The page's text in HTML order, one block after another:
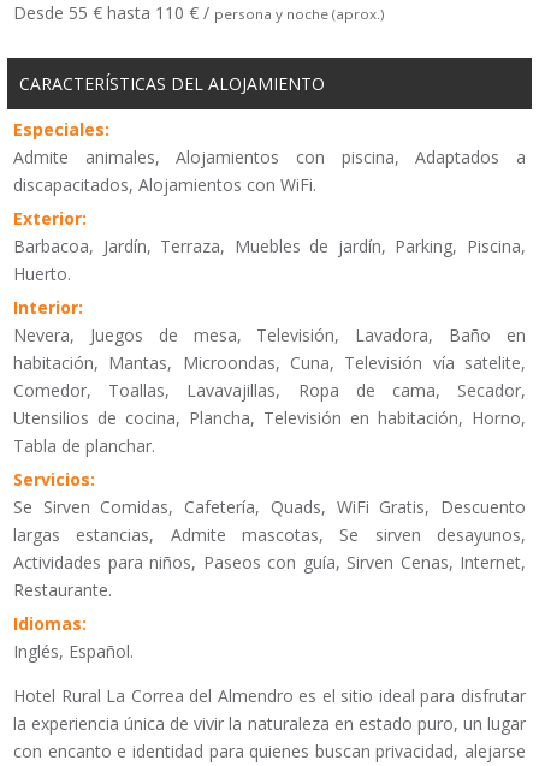
Desde 55 € hasta 110 € / persona y noche (aprox.)
CARACTERÍSTICAS DEL ALOJAMIENTO
Especiales:
Admite animales, Alojamientos con piscina, Adaptados a
discapacitados, Alojamientos con WiFi.
Exterior:
Barbacoa, Jardín, Terraza, Muebles de jardín, Parking, Piscina,
Huerto.
Interior:
Nevera, Juegos de mesa, Televisión, Lavadora, Baño en
habitación, Mantas, Microondas, Cuna, Televisión vía satelite,
Comedor, Toallas, Lavavajillas, Ropa de cama, Secador,
Utensilios de cocina, Plancha, Televisión en habitación, Horno,
Tabla de planchar.
Servicios:
Se Sirven Comidas, Cafetería, Quads, WiFi Gratis, Descuento
largas estancias, Admite mascotas, Se sirven desayunos,
Actividades para niños, Paseos con guía, Sirven Cenas, Internet,
Restaurante.
Idiomas:
Inglés, Español.
Hotel Rural La Correa del Almendro es el sitio ideal para disfrutar
la experiencia única de vivir la naturaleza en estado puro, un lugar
con encanto e identidad para quienes buscan privacidad, alejarse